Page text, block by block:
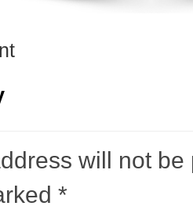
will not be
*